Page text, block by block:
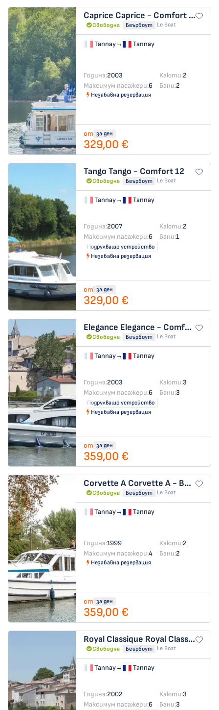
Caprice Caprice - Comfort 37
Свободна Беърбоут Le Boat
Tannay→ Tannay
Година:2003 Каюти:2
Максимум пасажери:6 Бани:2
Незабавна резервация
от за ден
329,00 €
Tango Tango - Comfort 12
Свободна Беърбоут Le Boat
Tannay→ Tannay
Година:2007 Каюти:2
Максимум пасажери:6 Бани:1
Подрулващо устройство
Незабавна резервация
от за ден
329,00 €
Elegance Elegance - Comfort 25
Свободна Беърбоут Le Boat
Tannay→ Tannay
Година:2003 Каюти:3
Максимум пасажери:6 Бани:3
Подрулващо устройство
Незабавна резервация
от за ден
359,00 €
Corvette A Corvette A - Budget 12
Свободна Беърбоут Le Boat
Tannay→ Tannay
Година:1999 Каюти:2
Максимум пасажери:4 Бани:2
Незабавна резервация
от за ден
359,00 €
Royal Classique Royal Classique - Comfort 18
Свободна Беърбоут Le Boat
Tannay→ Tannay
Година:2002 Каюти:3
Максимум пасажери:6 Бани:3